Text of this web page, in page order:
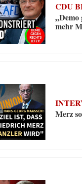
CDU
„Demo
mehr
Merz